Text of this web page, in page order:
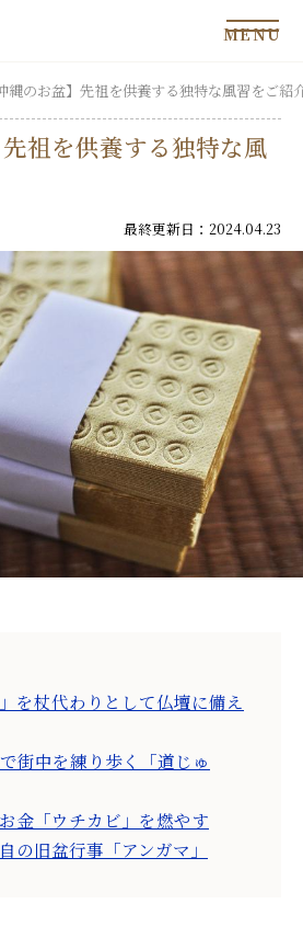
MENU
縄のお盆】先祖を供養する独特な風習をご紹
先祖を供養する独特な風
最終更新日：2024.04.23
を杖代わりとして仏壇に備え
街中を練り歩く「道じゅ
金「ウチカビ」を燃やす
の旧盆行事「アンガマ」